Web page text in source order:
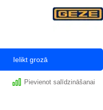
Ielikt grozā
Pievienot salīdzināšanai